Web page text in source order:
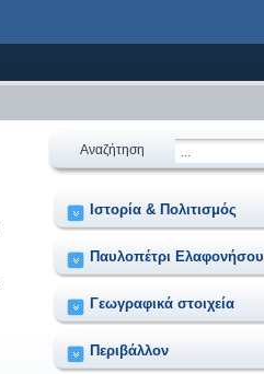
Αναζήτηση
Ιστορία & Πολιτισμός
Παυλοπέτρι Ελαφονήσου
Γεωγραφικά στοιχεία
Περιβάλλον